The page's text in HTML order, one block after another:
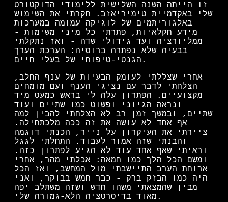
זו הייתה השנה השלישית ללימודי הדוקטורט
שלי באקדמיית טימיריאזב. חקרתי את השימוש
באלגוריתמים של לוגיקה עמומה במערכות
מידע חקלאיות, פתרתי כל מיני משימות -
ממליורציה ועד גידולי שדה - ואז נתקלתי
בבעיה שלא נפתרה ברוסיה: הערכת הערך
הגנטי-טיפוחי של בעלי חיים.
אחרי שצללתי לעומק הבעיות של ענף החלב,
הצלחתי לדבר עם נציגי הענף ועם מומחים
מקצועיים. הפתרון עלה לי בראש כמעט מיד
ונראה הגיוני ופשוט כמו שתיים ועוד
שתיים, ובמשך זמן רב לא הצלחתי להבין למה
אף אחד לא עושה את זה ככה מלכתחילה.
ציירתי את העיקרון על נייר, הכנתי דוגמה
והבנתי שזה אמור לעבוד. התחלתי לגגל
וראיתי שאף אחד עוד לא הגיע לפתרון כזה.
ומשם הכל הלך כמו חמאה: אכלתי מהר, אחרי
ארוחת הערב התיישבתי מול המחשב, ואז הכל
היה כמו הבזק ברק - כבר חמש בבוקר, ואני
מבין שהמצאתי משהו חדש ושזה משתלב יפה
מאוד בדיסרטציה הלא-גמורה שלי.